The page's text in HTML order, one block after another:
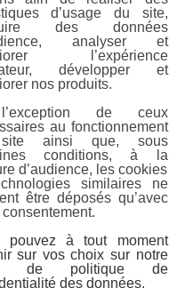
:
d’usage du site,
des données
analyser et
l’expérience
développer et
nos produits.
de ceux
au fonctionnement
ainsi que, sous
conditions, à la
d’audience, les cookies
similaires ne
être déposés qu’avec
pouvez à tout moment
sur vos choix sur notre
de politique de
des données.